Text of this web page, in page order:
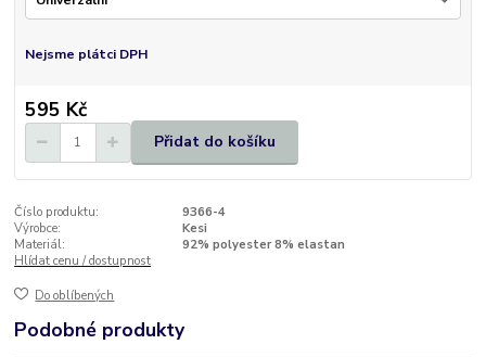
Nejsme plátci DPH
595 Kč
Přidat do košíku
Číslo produktu:
9366-4
Výrobce:
Kesi
Materiál:
92% polyester 8% elastan
Hlídat cenu / dostupnost
Do oblíbených
Podobné produkty